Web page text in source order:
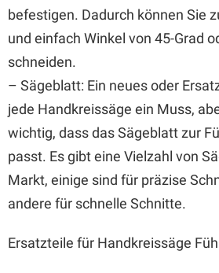
befestigen. Dadurch können Sie
und einfach Winkel von 45-Grad
schneiden.
– Sägeblatt: Ein neues oder
jede Handkreissäge ein Muss,
wichtig, dass das Sägeblatt zur
passt. Es gibt eine Vielzahl von
Markt, einige sind für präzise
andere für schnelle Schnitte.
Ersatzteile für Handkreissäge